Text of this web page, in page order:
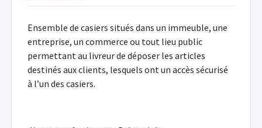
Ensemble de casiers situés dans un immeuble, une
entreprise, un commerce ou tout lieu public
permettant au livreur de déposer les articles
destinés aux clients, lesquels ont un accès sécurisé
à l’un des casiers.